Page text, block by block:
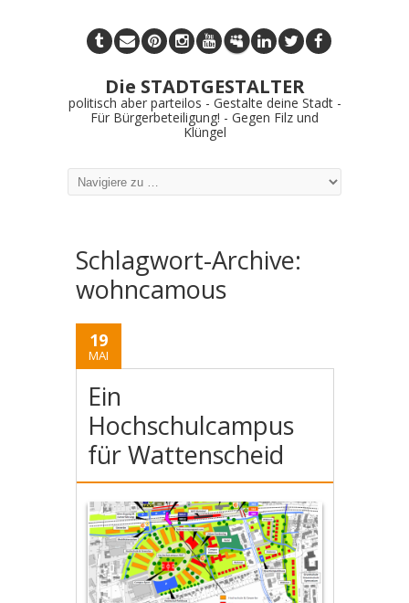
Die STADTGESTALTER
politisch aber parteilos - Gestalte deine Stadt -
Für Bürgerbeteiligung! - Gegen Filz und
Klüngel
Schlagwort-Archive:
wohncamous
19
MAI
Ein
Hochschulcampus
für Wattenscheid